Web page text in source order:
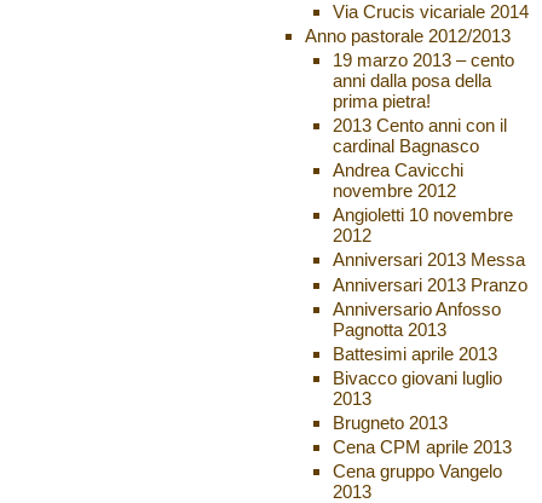
Via Crucis vicariale 2014
Anno pastorale 2012/2013
19 marzo 2013 – cento
anni dalla posa della
prima pietra!
2013 Cento anni con il
cardinal Bagnasco
Andrea Cavicchi
novembre 2012
Angioletti 10 novembre
2012
Anniversari 2013 Messa
Anniversari 2013 Pranzo
Anniversario Anfosso
Pagnotta 2013
Battesimi aprile 2013
Bivacco giovani luglio
2013
Brugneto 2013
Cena CPM aprile 2013
Cena gruppo Vangelo
2013